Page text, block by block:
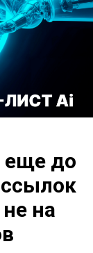
еще до
ссылок
на